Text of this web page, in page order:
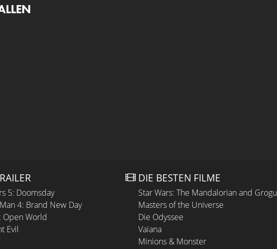
5: Doomsday
4: Brand New Day
Open World
Evil
DIE BESTEN FILME
Star Wars: The Mandalorian and Grogu
Masters of the Universe
Die Odyssee
Vaiana
Minions & Monster